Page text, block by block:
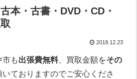
本・古書・DVD・CD・
2018.12.23
市も出張費無料、買取金額をその
いておりますのでご安心くださ